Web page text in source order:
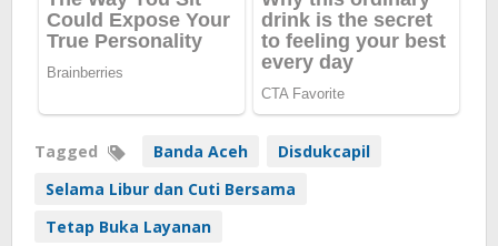
Tagged Banda Aceh
Disdukcapil
Selama Libur dan Cuti Bersama
Tetap Buka Layanan